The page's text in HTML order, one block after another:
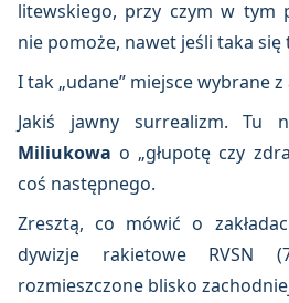
litewskiego, przy czym w tym
nie pomoże, nawet jeśli taka się
I tak „udane” miejsce wybrane z
Jakiś jawny surrealizm. Tu
Miliukowa o „głupotę czy
coś następnego.
Zresztą, co mówić o
dywizje rakietowe
rozmieszczone blisko